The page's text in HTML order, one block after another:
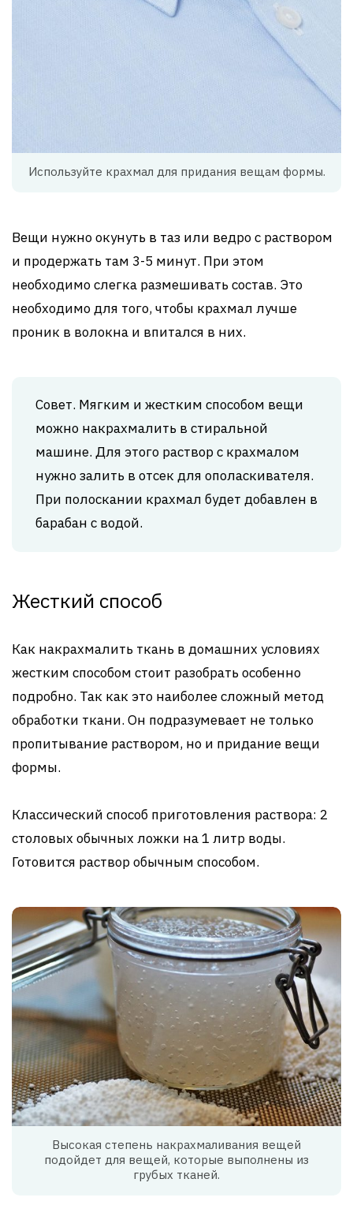
Используйте крахмал для придания вещам формы.
Вещи нужно окунуть в таз или ведро с раствором
и продержать там 3-5 минут. При этом
необходимо слегка размешивать состав. Это
необходимо для того, чтобы крахмал лучше
проник в волокна и впитался в них.
Совет. Мягким и жестким способом вещи
можно накрахмалить в стиральной
машине. Для этого раствор с крахмалом
нужно залить в отсек для ополаскивателя.
При полоскании крахмал будет добавлен в
барабан с водой.
Жесткий способ
Как накрахмалить ткань в домашних условиях
жестким способом стоит разобрать особенно
подробно. Так как это наиболее сложный метод
обработки ткани. Он подразумевает не только
пропитывание раствором, но и придание вещи
формы.
Классический способ приготовления раствора: 2
столовых обычных ложки на 1 литр воды.
Готовится раствор обычным способом.
Высокая степень накрахмаливания вещей
подойдет для вещей, которые выполнены из
грубых тканей.